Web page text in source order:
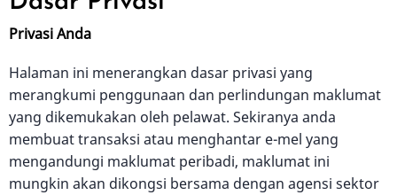
Privasi Anda
Halaman ini menerangkan dasar privasi yang
merangkumi penggunaan dan perlindungan maklumat
yang dikemukakan oleh pelawat. Sekiranya anda
membuat transaksi atau menghantar e-mel yang
mengandungi maklumat peribadi, maklumat ini
mungkin akan dikongsi bersama dengan agensi sektor